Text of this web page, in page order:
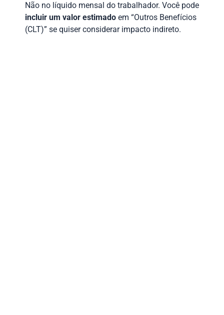
Não no líquido mensal do trabalhador. Você pode
incluir um valor estimado em “Outros Benefícios
(CLT)” se quiser considerar impacto indireto.